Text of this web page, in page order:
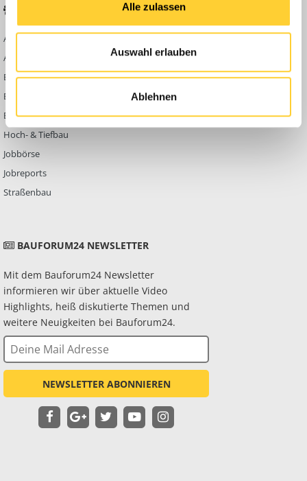
Alle zulassen
Auswahl erlauben
Ablehnen
Abbruch
Ausbildung & Beruf
Bau Allgemein
Baumaschinen
Berg- & Tagebau
Hoch- & Tiefbau
Jobbörse
Jobreports
Straßenbau
KONTAKT
Bauforum24
Kontakt
Impressum
BAUFORUM24 NEWSLETTER
Mit dem Bauforum24 Newsletter
informieren wir über aktuelle Video
Highlights, heiß diskutierte Themen und
weitere Neuigkeiten bei Bauforum24.
NEWSLETTER ABONNIEREN